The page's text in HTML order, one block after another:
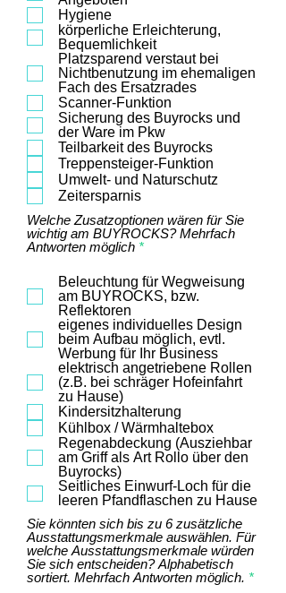
t
e
l
Hygiene
körperliche Erleichterung,
Bequemlichkeit
Platzsparend verstaut bei
Nichtbenutzung im ehemaligen
Fach des Ersatzrades
Scanner-Funktion
Sicherung des Buyrocks und
der Ware im Pkw
Teilbarkeit des Buyrocks
Treppensteiger-Funktion
Umwelt- und Naturschutz
Zeitersparnis
Welche Zusatzoptionen wären für Sie
wichtig am BUYROCKS? Mehrfach
Antworten möglich *P
l
i
c
t
f
e
l
d
Beleuchtung für Wegweisung
am BUYROCKS, bzw.
Reflektoren
eigenes individuelles Design
beim Aufbau möglich, evtl.
Werbung für Ihr Business
elektrisch angetriebene Rollen
(z.B. bei schräger Hofeinfahrt
zu Hause)
Kindersitzhalterung
Kühlbox / Wärmhaltebox
Regenabdeckung (Ausziehbar
am Griff als Art Rollo über den
Buyrocks)
Seitliches Einwurf-Loch für die
leeren Pfandflaschen zu Hause
Sie könnten sich bis zu 6 zusätzliche
Ausstattungsmerkmale auswählen. Für
welche Ausstattungsmerkmale würden
Sie sich entscheiden? Alphabetisch
sortiert. Mehrfach Antworten möglich. *P